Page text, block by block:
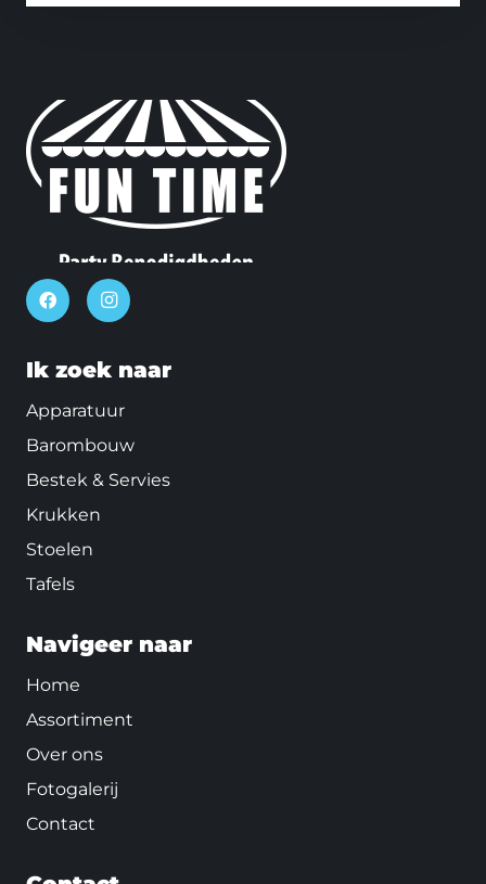
Ik zoek naar
Apparatuur
Barombouw
Bestek & Servies
Krukken
Stoelen
Tafels
Navigeer naar
Home
Assortiment
Over ons
Fotogalerij
Contact